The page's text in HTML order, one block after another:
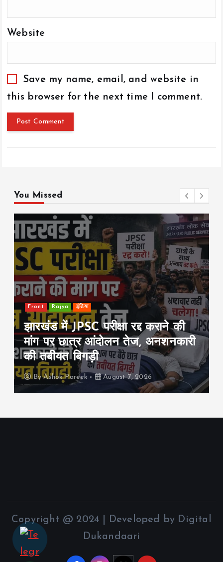
Website
Save my name, email, and website in
this browser for the next time I comment.
You Missed
Front Rajya इंडिया
झारखंड में JPSC परीक्षा रद्द कराने की
मांग पर छात्र आंदोलन तेज, अनशनकारी
की तबीयत बिगड़ी
ByAshok Pareek August 7, 2026
Copyright @ 2024 | Developed by Digital
Dukandaari